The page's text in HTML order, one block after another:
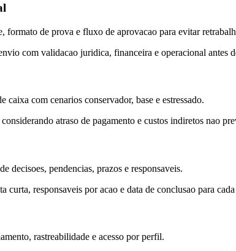
formato de prova e fluxo de aprovacao para evitar
com validacao juridica, financeira e operacional antes
com cenarios conservador, base e estressado.
atraso de pagamento e custos indiretos nao
decisoes, pendencias, prazos e responsaveis.
curta, responsaveis por acao e data de conclusao para
rastreabilidade e acesso por perfil.